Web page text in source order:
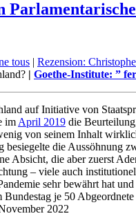
tous | Rezension:
| Goethe-Institute: ”
auf Initiative von
im April 2019 die
von seinem Inhalt
die Aussöhnung
Absicht, die aber zuerst
– viele auch
sehr bewährt hat
je 50 Abgeordnete
2022